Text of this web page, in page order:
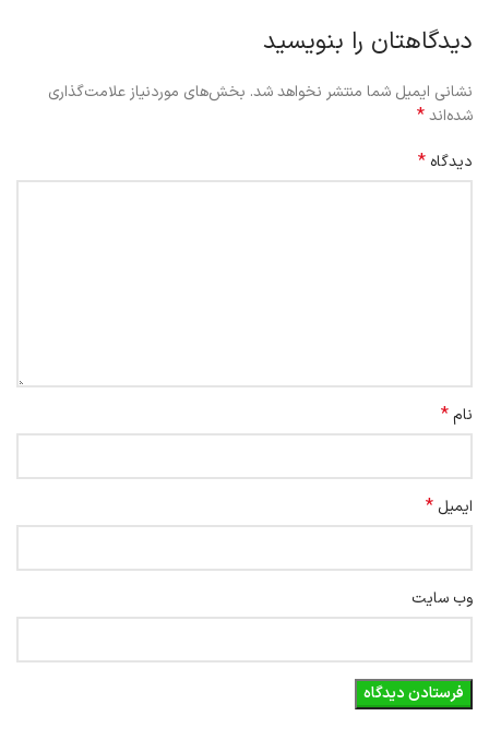
دیدگاهتان را بنویسید
نشانی ایمیل شما منتشر نخواهد شد. بخش‌های موردنیاز علامت‌گذاری
شده‌اند*
دیدگاه *
نام*
ایمیل *
وب‌ سایت